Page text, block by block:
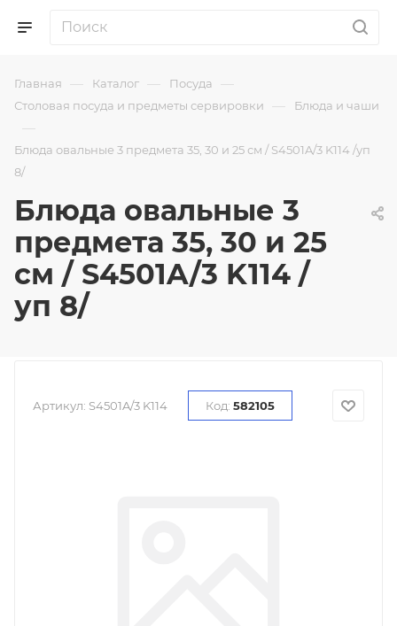
Главная — Каталог — Посуда —
Столовая посуда и предметы сервировки — Блюда и чаши
—
Блюда овальные 3 предмета 35, 30 и 25 см / S4501A/3 K114 /уп
8/
Блюда овальные 3
предмета 35, 30 и 25
см / S4501A/3 K114 /
уп 8/
Артикул: S4501A/3 K114 Код: 582105